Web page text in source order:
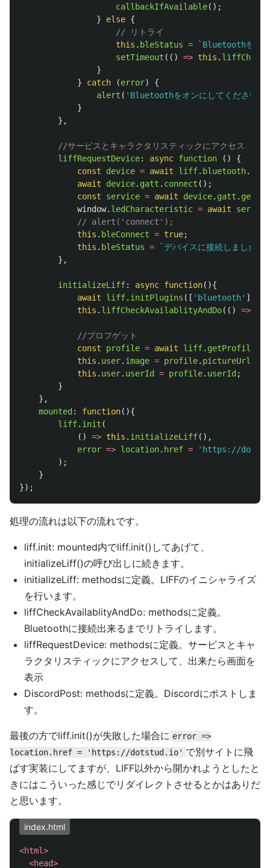
callbackIfAvailable();
}
else {
// リトライ
this . bleStatus =
`Bluetoothをオ
setTimeout (() => this .
}
}
catch (error)
{
alert ( ' Bluetoothをオンにしてください。
}
},
//サービスとキャラクタリスティックにアクセス
liffRequestDevice: async function ()
{
const
device = await liff. bluetooth.
await
device. gatt . connect ();
const
service = await device. gatt .
window. ledCharacteristic = await
service
// alert('connect');
this . bleConnect = true;
this . bleStatus =
`デバイスに接続しました。`
},
initializeLiff: async function(){
await
liff. initPlugins ([ ' bluetooth' ]);
this . liffCheckAvailablityAndDo(() =>
//プロフゲット
const
profile = await liff. getProfile
this . user. image = profile. pictureUrl
this . user. userId = profile. userId ;
}
},
mounted : function(){
liff. init (
()
=> this . initializeLiff(),
error => location. href = ' https://
);
}
});
処理の流れは以下の流れです。
liff.init: mounted内でliff.init()してあげて、
initializeLiff()の呼び出しに続きます。
initializeLiff: methodsに定義。LIFFのイニシャライズ
を行います。
liffCheckAvailablityAndDo: methodsに定義。
Bluetoothに接続出来るまでリトライします。
liffRequestDevice: methodsに定義。サービスとキャ
ラクタリスティックにアクセスして、出来たら画面を
表示
DiscordPost: methodsに定義。Discordにポストしま
す。
最後の方でliff.init()が失敗した場合に error =>
location.href = 'https://dotstud.io' で別サイトに飛
ばす実装にしてますが、LIFF以外から開かれようとしたと
きにはこういった感じでリダイレクトさせるとかはありだ
と思います。
index.html
<html>
<head>